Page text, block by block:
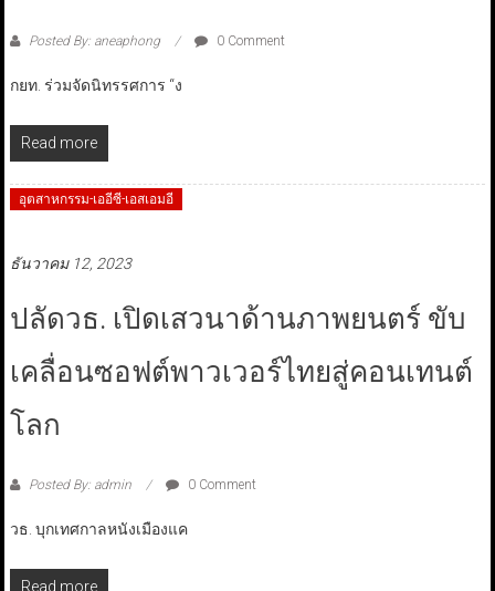
Posted By: aneaphong 0 Comment
กยท. ร่วมจัดนิทรรศการ “ง
Read more
อุตสาหกรรม-เออีซี-เอสเอมอี
ธันวาคม 12, 2023
ปลัดวธ. เปิดเสวนาด้านภาพยนตร์ ขับ
เคลื่อนซอฟต์พาวเวอร์ไทยสู่คอนเทนต์
โลก
Posted By: admin 0 Comment
วธ. บุกเทศกาลหนังเมืองแค
Read more